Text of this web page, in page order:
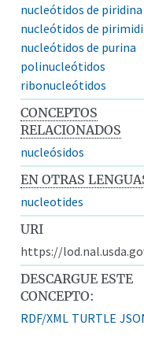
nucleótidos de piridina
nucleótidos de
nucleótidos de purina
polinucleótidos
ribonucleótidos
CONCEPTOS
RELACIONADOS
nucleósidos
EN OTRAS
nucleotides
URI
https://
DESCARGUE ESTE
CONCEPTO:
RDF/XML TURTLE